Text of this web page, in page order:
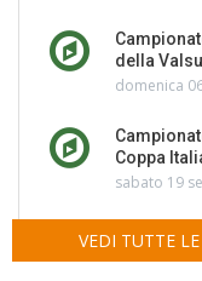
della
domenica
Coppa
sabato 19
VEDI TUTTE